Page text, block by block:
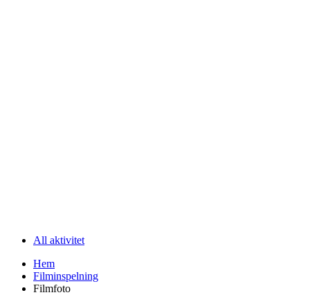
All aktivitet
Hem
Filminspelning
Filmfoto